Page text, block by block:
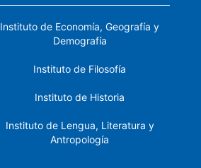
Instituto de Economía, Geografía y
Demografía
Instituto de Filosofía
Instituto de Historia
Instituto de Lengua, Literatura y
Antropología